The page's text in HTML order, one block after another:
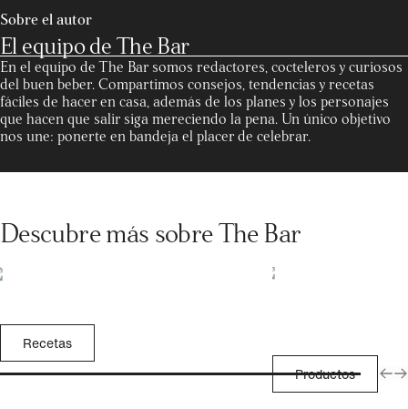
Sobre el autor
El equipo de The Bar
En el equipo de The Bar somos redactores, cocteleros y curiosos
del buen beber. Compartimos consejos, tendencias y recetas
fáciles de hacer en casa, además de los planes y los personajes
que hacen que salir siga mereciendo la pena. Un único objetivo
nos une: ponerte en bandeja el placer de celebrar.
Descubre más sobre The Bar
Recetas
Productos